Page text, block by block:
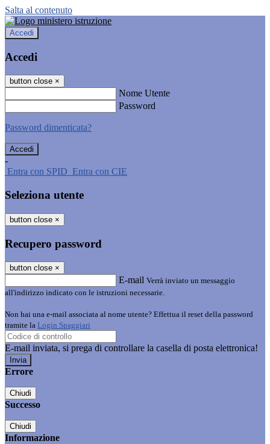
Salta al contenuto
Accedi
Accedi
button close ×
Nome Utente
Password
Password dimenticata?
-
Entra con SPID Entra con CIE
Seleziona utente
button close ×
Recupero password
button close ×
E-mail Verrà inviato un messaggio
all'indirizzo indicato con le istruzioni necessarie.
Non hai una e-mail associata al nome utente? Effettua il reset della password
tramite la Login Spaggiari
E-mail inviata, si prega di controllare la casella di posta elettronica!
Errore
Chiudi
Successo
Chiudi
Informazione